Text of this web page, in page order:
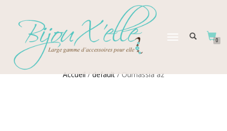
DÉPLIER
0
Accueil/default/ Oumassia az